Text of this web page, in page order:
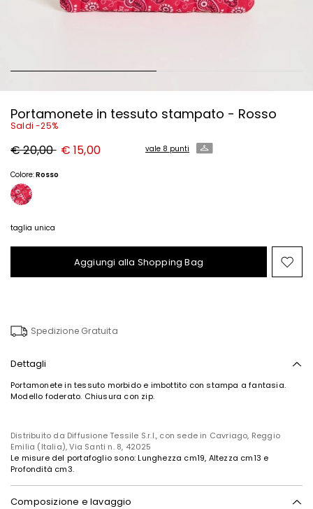
Portamonete in tessuto stampato - Rosso
Saldi -25%
Prezzo
originale
20,00
€ 20,00 Nuovo
prezzo
€ 15,00 vale 8 punti
Colore:Rosso
taglia unica
Aggiungi alla Shopping Bag
Spedizione Gratuita
Dettagli
Portamonete in tessuto morbido e imbottito con stampa a fantasia.
Modello foderato. Chiusura con zip.
Distribuito da Diffusione Tessile S.r.l., con sede in Cavriago, Reggio
Emilia (Italia), Via Santi n. 8, 42025
Le misure del portafoglio sono: Lunghezza cm19, Altezza cm13 e
Profondità cm3.
Composizione e lavaggio